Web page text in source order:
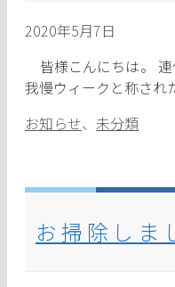
2020年5月7日
皆様こんにちは。
我慢ウィークと称され
カ
リ
お知らせ、 未分類
お掃除しま